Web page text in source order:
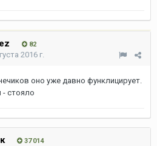
82
2016 г.
оно уже давно функлицирует.
- стояло
37 014